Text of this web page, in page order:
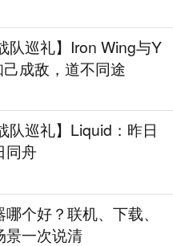
队巡礼】Iron Wing与Y
成敌，道不同途
队巡礼】Liquid：昨日
同舟
个好？联机、下载、
景一次说清